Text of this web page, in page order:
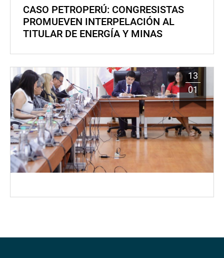
CASO PETROPERÚ: CONGRESISTAS
PROMUEVEN INTERPELACIÓN AL
TITULAR DE ENERGÍA Y MINAS
13
01